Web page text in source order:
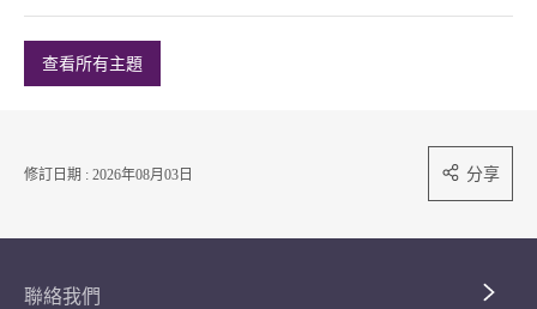
查看所有主題
修訂日期 : 2026年08月03日 分享
聯絡我們